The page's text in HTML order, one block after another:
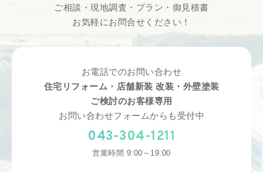
ご相談・現地調査・プラン・御見積書
お気軽にお問合せください！
お電話でのお問い合わせ
住宅リフォーム・店舗新装 改装・外壁塗装
ご検討のお客様専用
お問い合わせフォームからも受付中
043-304-1211
営業時間 9:00～19:00